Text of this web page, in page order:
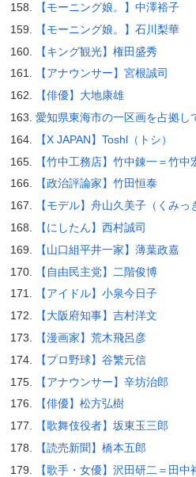
【モーニング娘。】中澤裕子
【モーニング娘。】石川梨華
【キング観光】権田盛秀
【アナウンサー】宮根誠司
【俳優】大地康雄
愛知県東海市の一区画を占拠し
【X JAPAN】Toshl（トシ）
【竹中工務店】竹中錬一＝竹
【政治評論家】竹田恒泰
【モデル】舟山久美子（くみっ
【にしたん】西村誠司
【山口組平井一家】薄葉政嘉
【自由民主党】二階俊博
【アイドル】小泉今日子
【大阪府知事】吉村洋文
【漫画家】荒木飛呂彦
【プロ野球】谷繁元信
【アナウンサー】辛坊治郎
【俳優】松方弘樹
【歌舞伎役者】坂東玉三郎
【読売新聞】橋本五郎
【歌手・女優】沢田研二＝田中